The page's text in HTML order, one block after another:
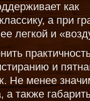
как
а при
легкой и
и
Не менее
а также